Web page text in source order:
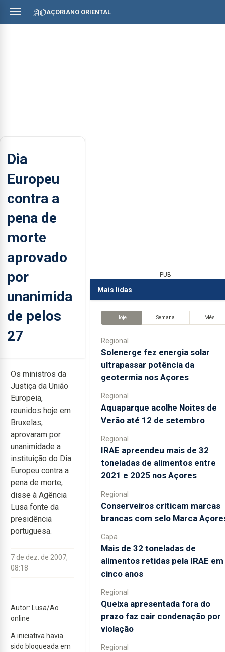
AÇORIANO ORIENTAL
Dia
Europeu
contra a
pena de
morte
aprovado
por
unanimida
de pelos
27
Os ministros da
Justiça da União
Europeia,
reunidos hoje em
Bruxelas,
aprovaram por
unanimidade a
instituição do Dia
Europeu contra a
pena de morte,
disse à Agência
Lusa fonte da
presidência
portuguesa.
7 de dez. de 2007,
08:18
Autor: Lusa/Ao
online
A iniciativa havia
sido bloqueada em
PUB
Mais lidas
Hoje Semana Mês
Regional
Solenerge fez energia solar
ultrapassar potência da
geotermia nos Açores
Regional
Aquaparque acolhe Noites de
Verão até 12 de setembro
Regional
IRAE apreendeu mais de 32
toneladas de alimentos entre
2021 e 2025 nos Açores
Regional
Conserveiros criticam marcas
brancas com selo Marca
Capa
Mais de 32 toneladas de
alimentos retidas pela IRAE em
cinco anos
Regional
Queixa apresentada fora do
prazo faz cair condenação por
violação
Regional